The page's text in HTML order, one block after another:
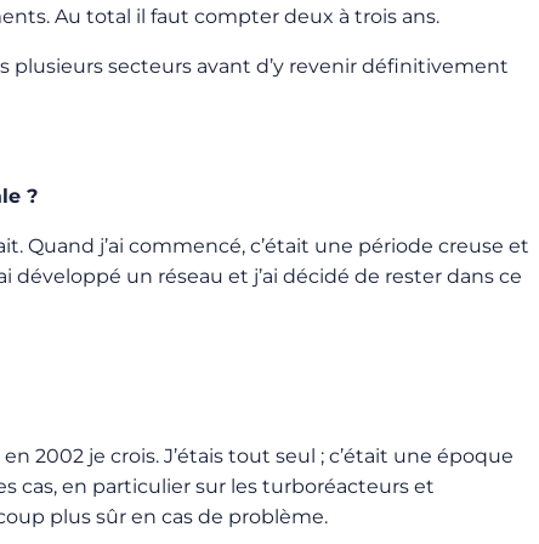
Au total il faut compter deux à trois ans.
plusieurs secteurs avant d’y revenir définitivement
?
Quand j’ai commencé, c’était une période creuse et
développé un réseau et j’ai décidé de rester dans ce
2002 je crois. J’étais tout seul ; c’était une époque
cas, en particulier sur les turboréacteurs et
plus sûr en cas de problème.